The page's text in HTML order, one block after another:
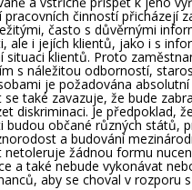
pracovních činností přicházejí
často s důvěrnými
ale i jejích klientů, jako i s
situaci klientů. Proto
s náležitou odborností,
je požadována absolutní
se také zavazuje, že bude
diskriminaci. Je předpoklad,
budou občané různých států,
a budování
netoleruje žádnou formu
a také nebude vykonávat
aby se choval v rozporu